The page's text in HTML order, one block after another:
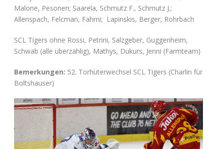
Malone, Pesonen; Saarela, Schmutz F., Schmutz J.;
Allenspach, Felcman, Fahrni; Lapinskis, Berger, Rohrbach
SCL Tigers ohne Rossi, Petrini, Salzgeber, Guggenheim,
Schwab (alle überzählig), Mathys, Dukurs, Jenni (Farmteam)
Bemerkungen: 52. Torhüterwechsel SCL Tigers (Charlin für
Boltshauser)